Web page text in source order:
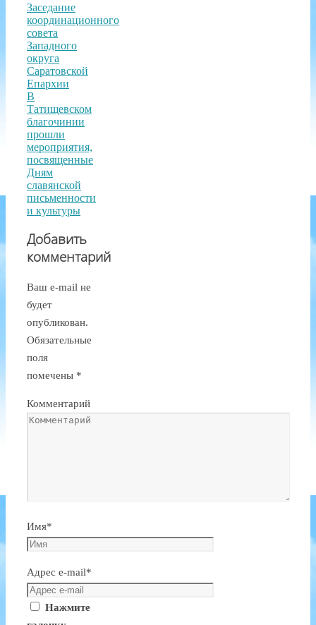
Заседание
координационного
совета
Западного
округа
Саратовской
Епархии
В
Татищевском
благочинии
прошли
мероприятия,
посвященные
Дням
славянской
письменности
и культуры
Добавить
комментарий
Ваш e-mail не
будет
опубликован.
Обязательные
поля
помечены *
Комментарий
Имя*
Адрес e-mail*
Нажмите